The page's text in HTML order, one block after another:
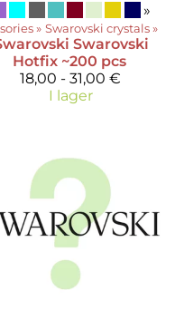
»
‪» Swarovski crystals ‪»
Swarovski
Hotfix ~200 pcs
18,00 - 31,00 €
I lager